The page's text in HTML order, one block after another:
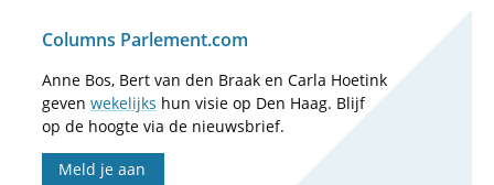
Columns Parlement.com
Anne Bos, Bert van den Braak en Carla Hoetink
geven wekelijks hun visie op Den Haag. Blijf
op de hoogte via de nieuwsbrief.
Meld je aan